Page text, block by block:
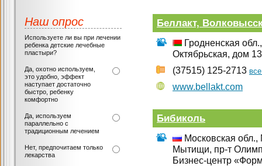
Беллакт,
Гродненская
Октябрьская, дом
(37515) 125-2713
www.bellakt.com
Бибиколь
Московская
Мытищи, пр-т
Бизнес-центр
Наш опрос
Используете ли вы при лечении
ребенка детские лечебные
пластыри?
Да, охотно используем,
это удобно, эффект
наступает достаточно
быстро, ребенку
комфортно
Да, используем
параллельно с
традиционным лечением
Нет, предпочитаем только
лекарства